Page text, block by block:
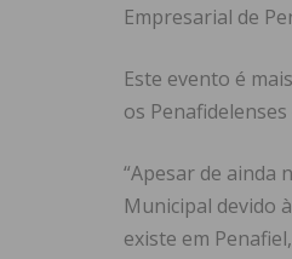
Empresarial de
Este evento é
os
“Apesar de ainda
Municipal devido
existe em